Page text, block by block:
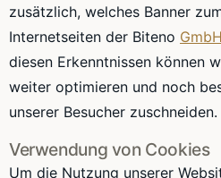
zusätzlich, welches Banner
Internetseiten der Biteno GmbH
diesen Erkenntnissen können
weiter optimieren und noch
unserer Besucher zuschneiden.
Verwendung von Cookies
Um die Nutzung unserer